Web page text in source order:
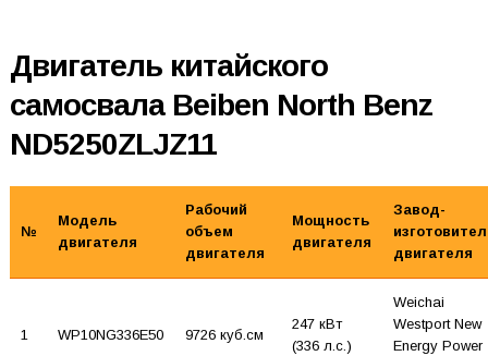
Двигатель китайского
самосвала Beiben North Benz
ND5250ZLJZ11
№
Модель
двигателя
Рабочий
объем
двигателя
Мощность
двигателя
Завод-
двигателя
1 WP10NG336E50 9726 куб.см
247 кВт
(336 л.с.)
Weichai
Westport New
Energy Power